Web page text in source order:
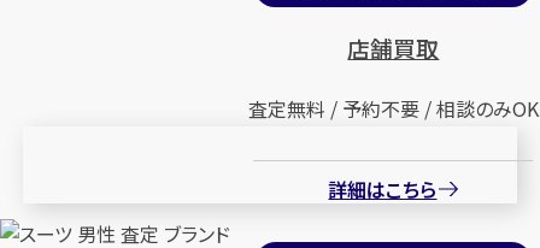
店舗買取
査定無料 / 予約不要 / 相談のみOK
詳細はこちら